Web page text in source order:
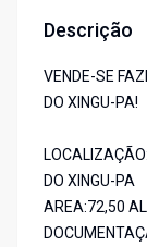
Descrição
VENDE-SE
DO XINGU-PA!
DO XINGU-PA
AREA:72,50